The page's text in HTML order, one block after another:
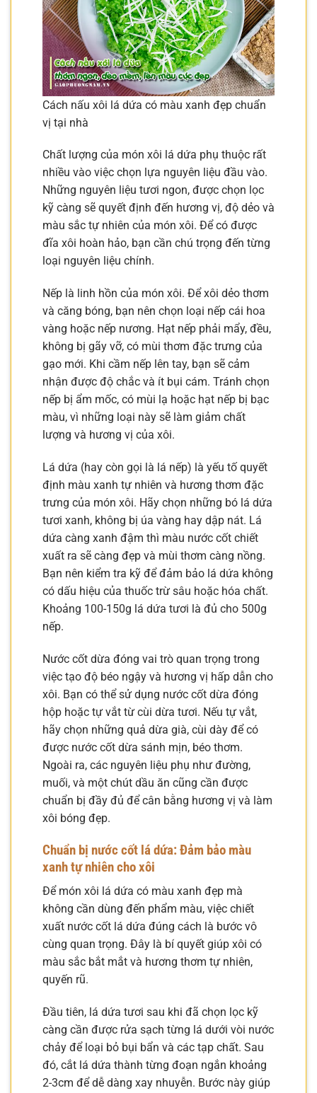
Cách nấu xôi lá dứa có màu xanh đẹp chuẩn
vị tại nhà
Chất lượng của món xôi lá dứa phụ thuộc rất
nhiều vào việc chọn lựa nguyên liệu đầu vào.
Những nguyên liệu tươi ngon, được chọn lọc
kỹ càng sẽ quyết định đến hương vị, độ dẻo và
màu sắc tự nhiên của món xôi. Để có được
đĩa xôi hoàn hảo, bạn cần chú trọng đến từng
loại nguyên liệu chính.
Nếp là linh hồn của món xôi. Để xôi dẻo thơm
và căng bóng, bạn nên chọn loại nếp cái hoa
vàng hoặc nếp nương. Hạt nếp phải mẩy, đều,
không bị gãy vỡ, có mùi thơm đặc trưng của
gạo mới. Khi cầm nếp lên tay, bạn sẽ cảm
nhận được độ chắc và ít bụi cám. Tránh chọn
nếp bị ẩm mốc, có mùi lạ hoặc hạt nếp bị bạc
màu, vì những loại này sẽ làm giảm chất
lượng và hương vị của xôi.
Lá dứa (hay còn gọi là lá nếp) là yếu tố quyết
định màu xanh tự nhiên và hương thơm đặc
trưng của món xôi. Hãy chọn những bó lá dứa
tươi xanh, không bị úa vàng hay dập nát. Lá
dứa càng xanh đậm thì màu nước cốt chiết
xuất ra sẽ càng đẹp và mùi thơm càng nồng.
Bạn nên kiểm tra kỹ để đảm bảo lá dứa không
có dấu hiệu của thuốc trừ sâu hoặc hóa chất.
Khoảng 100-150g lá dứa tươi là đủ cho 500g
nếp.
Nước cốt dừa đóng vai trò quan trọng trong
việc tạo độ béo ngậy và hương vị hấp dẫn cho
xôi. Bạn có thể sử dụng nước cốt dừa đóng
hộp hoặc tự vắt từ cùi dừa tươi. Nếu tự vắt,
hãy chọn những quả dừa già, cùi dày để có
được nước cốt dừa sánh mịn, béo thơm.
Ngoài ra, các nguyên liệu phụ như đường,
muối, và một chút dầu ăn cũng cần được
chuẩn bị đầy đủ để cân bằng hương vị và làm
xôi bóng đẹp.
Chuẩn bị nước cốt lá dứa: Đảm bảo màu
xanh tự nhiên cho xôi
Để món xôi lá dứa có màu xanh đẹp mà
không cần dùng đến phẩm màu, việc chiết
xuất nước cốt lá dứa đúng cách là bước vô
cùng quan trọng. Đây là bí quyết giúp xôi có
màu sắc bắt mắt và hương thơm tự nhiên,
quyến rũ.
Đầu tiên, lá dứa tươi sau khi đã chọn lọc kỹ
càng cần được rửa sạch từng lá dưới vòi nước
chảy để loại bỏ bụi bẩn và các tạp chất. Sau
đó, cắt lá dứa thành từng đoạn ngắn khoảng
2-3cm để dễ dàng xay nhuyễn. Bước này giúp